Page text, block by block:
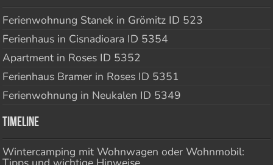
Ferienwohnung Stanek in Grömitz ID 523
Ferienhaus in Cisnadioara ID 5354
Apartment in Roses ID 5352
Ferienhaus Bramer in Roses ID 5351
Ferienwohnung in Neukalen ID 5349
Timeline
Wintercamping mit Wohnwagen oder Wohnmobil: